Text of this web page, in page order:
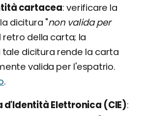
cartacea verificare la
dicitura "non valida per
retro della carta; la
dicitura rende la carta
valida per l'espatrio.
.
d'Identità Elettronica (CIE)